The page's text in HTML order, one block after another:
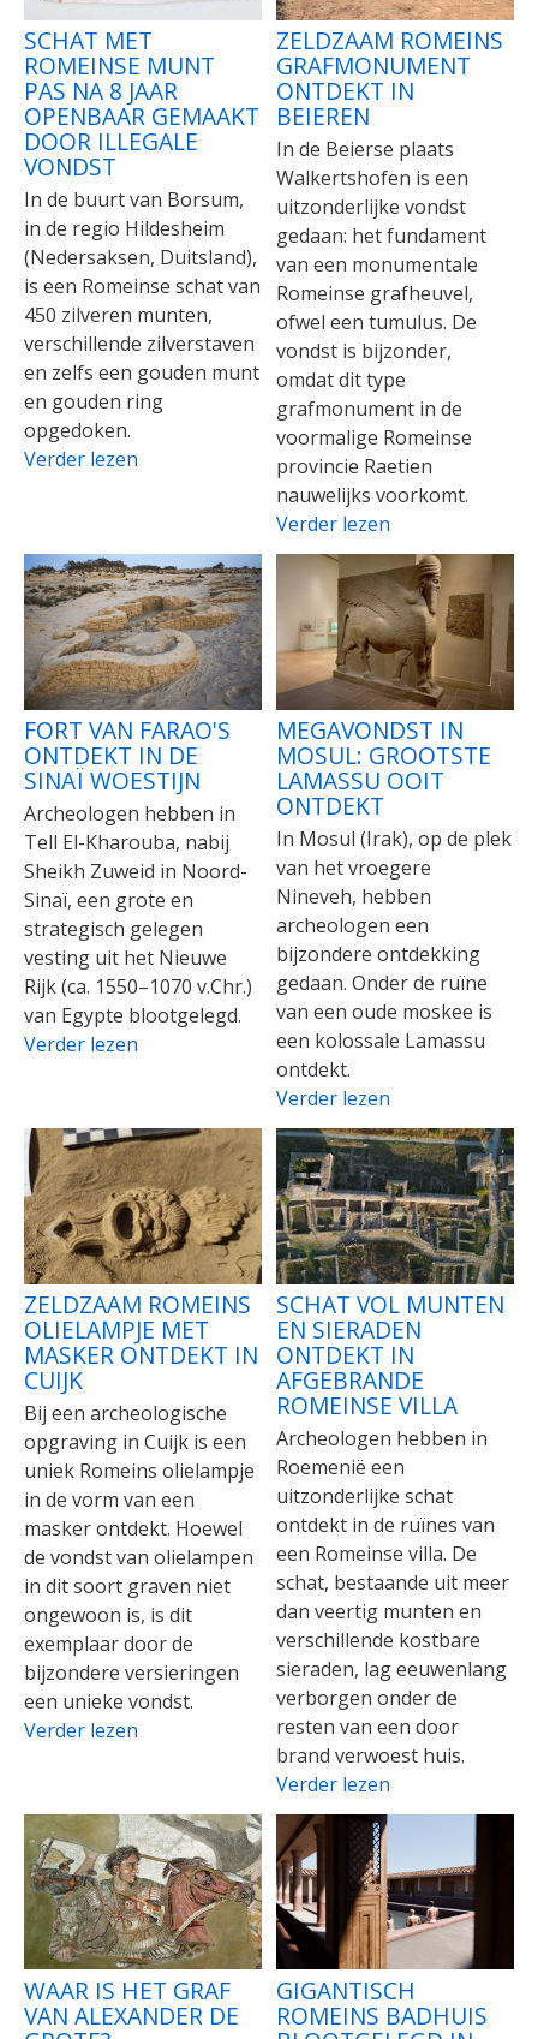
SCHAT MET
ROMEINSE MUNT
PAS NA 8 JAAR
OPENBAAR GEMAAKT
DOOR ILLEGALE
VONDST
In de buurt van Borsum,
in de regio Hildesheim
(Nedersaksen, Duitsland),
is een Romeinse schat van
450 zilveren munten,
verschillende zilverstaven
en zelfs een gouden munt
en gouden ring
opgedoken.
Verder lezen
ZELDZAAM ROMEINS
GRAFMONUMENT
ONTDEKT IN
BEIEREN
In de Beierse plaats
Walkertshofen is een
uitzonderlijke vondst
gedaan: het fundament
van een monumentale
Romeinse grafheuvel,
ofwel een tumulus. De
vondst is bijzonder,
omdat dit type
grafmonument in de
voormalige Romeinse
provincie Raetien
nauwelijks voorkomt.
Verder lezen
FORT VAN FARAO'S
ONTDEKT IN DE
SINAÏ WOESTIJN
Archeologen hebben in
Tell El-Kharouba, nabij
Sheikh Zuweid in Noord-
Sinaï, een grote en
strategisch gelegen
vesting uit het Nieuwe
Rijk (ca. 1550–1070 v.Chr.)
van Egypte blootgelegd.
Verder lezen
MEGAVONDST IN
MOSUL: GROOTSTE
LAMASSU OOIT
ONTDEKT
In Mosul (Irak), op de plek
van het vroegere
Nineveh, hebben
archeologen een
bijzondere ontdekking
gedaan. Onder de ruïne
van een oude moskee is
een kolossale Lamassu
ontdekt.
Verder lezen
ZELDZAAM ROMEINS
OLIELAMPJE MET
MASKER ONTDEKT IN
CUIJK
Bij een archeologische
opgraving in Cuijk is een
uniek Romeins olielampje
in de vorm van een
masker ontdekt. Hoewel
de vondst van olielampen
in dit soort graven niet
ongewoon is, is dit
exemplaar door de
bijzondere versieringen
een unieke vondst.
Verder lezen
SCHAT VOL MUNTEN
EN SIERADEN
ONTDEKT IN
AFGEBRANDE
ROMEINSE VILLA
Archeologen hebben in
Roemenië een
uitzonderlijke schat
ontdekt in de ruïnes van
een Romeinse villa. De
schat, bestaande uit meer
dan veertig munten en
verschillende kostbare
sieraden, lag eeuwenlang
verborgen onder de
resten van een door
brand verwoest huis.
Verder lezen
WAAR IS HET GRAF
VAN ALEXANDER DE
GIGANTISCH
ROMEINS BADHUIS